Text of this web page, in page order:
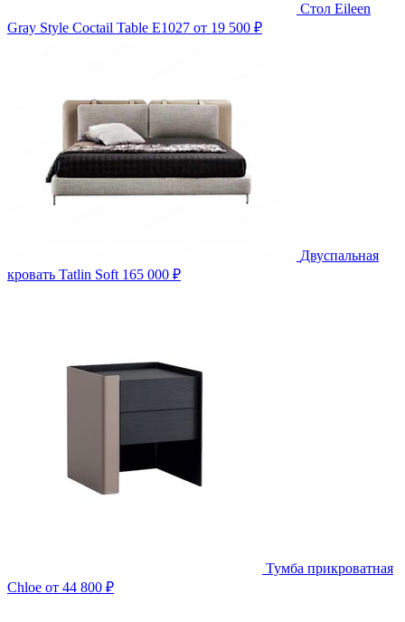
Стол Eileen
Gray Style Coctail Table E1027 от 19 500 ₽
Двуспальная
кровать Tatlin Soft 165 000 ₽
Тумба прикроватная
Chloe от 44 800 ₽